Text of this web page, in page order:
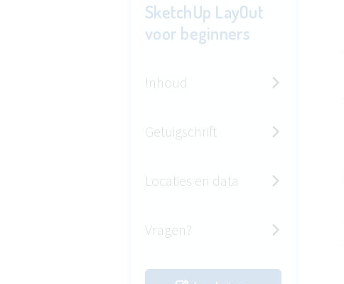
SketchUp LayOut
voor beginners
Inhoud
Getuigschrift
Locaties en data
Vragen?